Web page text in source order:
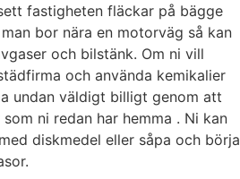
fastigheten fläckar på bägge
bor nära en motorväg så kan
och bilstänk. Om ni vill
och använda kemikalier
undan väldigt billigt genom att
ni redan har hemma . Ni kan
diskmedel eller såpa och börja